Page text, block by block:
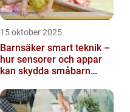
15 oktober 2025
Barnsäker smart teknik –
hur sensorer och appar
kan skydda småbarn